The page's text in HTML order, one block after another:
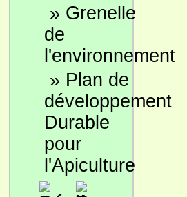
» Grenelle
de
l'environnement
» Plan de
développement
Durable
pour
l'Apiculture